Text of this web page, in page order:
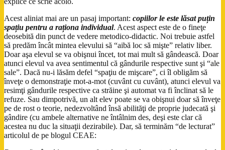
Acest aliniat mai are un pasaj important: copiilor le este lăsat puțin
spațiu pentru a raționa individual. Acest aspect este de o fineţe
deosebită din punct de vedere metodico-didactic. Noi trebuie astfel
să predăm încât mintea elevului să “aibă loc să mişte” relativ liber.
Doar aşa elevul se va obişnui încet, tot mai mult să gândească. Doar
atunci elevul va avea sentimentul că gândurile respective sunt şi “ale
sale”. Dacă nu-i lăsăm defel “spaţiu de mişcare”, ci îl obligăm să
înveţe o demonstraţie mot-a-mot (cuvânt cu cuvânt), atunci elevul va
resimţi gândurile respective ca străine şi automat va fi înclinat să le
refuze. Sau dimpotrivă, un alt elev poate se va obişnui doar să înveţe
pe de rost o teorie, nedezvoltând însă abilităţi de proprie judecată şi
gândire (cu ambele alternative ne întâlnim des, deşi este clar că
acestea nu duc la situaţii dezirabile). Dar, să terminăm “de lecturat”
articolul de pe blogul CEAE: